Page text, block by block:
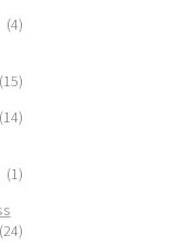
(4)
(15)
(14)
(1)
(24)